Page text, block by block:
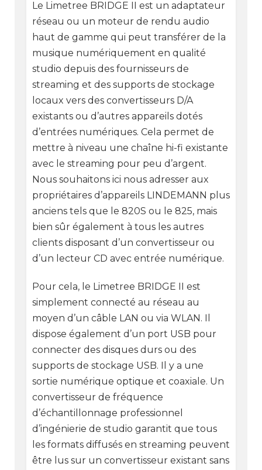
Le Limetree BRIDGE II est un adaptateur
réseau ou un moteur de rendu audio
haut de gamme qui peut transférer de la
musique numériquement en qualité
studio depuis des fournisseurs de
streaming et des supports de stockage
locaux vers des convertisseurs D/A
existants ou d’autres appareils dotés
d’entrées numériques. Cela permet de
mettre à niveau une chaîne hi-fi existante
avec le streaming pour peu d’argent.
Nous souhaitons ici nous adresser aux
propriétaires d’appareils LINDEMANN plus
anciens tels que le 820S ou le 825, mais
bien sûr également à tous les autres
clients disposant d’un convertisseur ou
d’un lecteur CD avec entrée numérique.
Pour cela, le Limetree BRIDGE II est
simplement connecté au réseau au
moyen d’un câble LAN ou via WLAN. Il
dispose également d’un port USB pour
connecter des disques durs ou des
supports de stockage USB. Il y a une
sortie numérique optique et coaxiale. Un
convertisseur de fréquence
d’échantillonnage professionnel
d’ingénierie de studio garantit que tous
les formats diffusés en streaming peuvent
être lus sur un convertisseur existant sans